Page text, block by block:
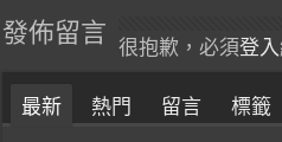
發佈留言
很抱歉，必須登入
最新 熱門 留言 標籤